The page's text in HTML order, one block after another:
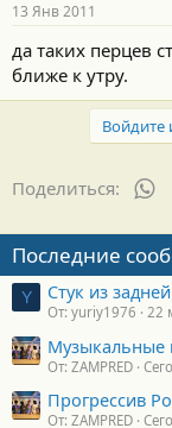
13 Янв 2011
да таких перцев
ближе к утру.
Войдите
Поделиться:
Последние
Y Стук из
От: yuriy1976 22
Музыкальные
От: ZAMPRED
Прогрессив
От: ZAMPRED